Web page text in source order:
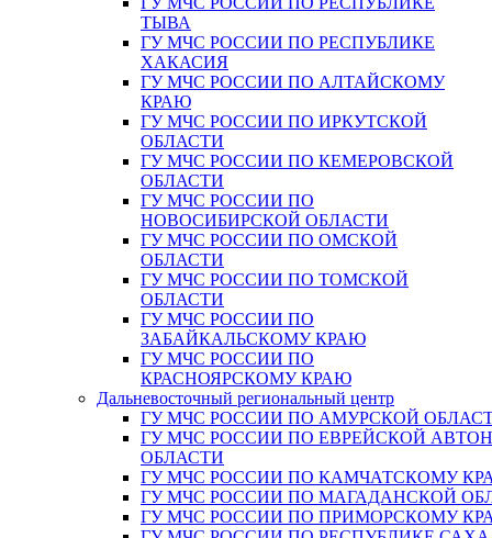
ТЫВА
ГУ МЧС РОССИИ ПО РЕСПУБЛИКЕ
ХАКАСИЯ
ГУ МЧС РОССИИ ПО АЛТАЙСКОМУ
КРАЮ
ГУ МЧС РОССИИ ПО ИРКУТСКОЙ
ОБЛАСТИ
ГУ МЧС РОССИИ ПО КЕМЕРОВСКОЙ
ОБЛАСТИ
ГУ МЧС РОССИИ ПО
НОВОСИБИРСКОЙ ОБЛАСТИ
ГУ МЧС РОССИИ ПО ОМСКОЙ
ОБЛАСТИ
ГУ МЧС РОССИИ ПО ТОМСКОЙ
ОБЛАСТИ
ГУ МЧС РОССИИ ПО
ЗАБАЙКАЛЬСКОМУ КРАЮ
ГУ МЧС РОССИИ ПО
КРАСНОЯРСКОМУ КРАЮ
Дальневосточный региональный центр
ГУ МЧС РОССИИ ПО АМУРСКОЙ
ГУ МЧС РОССИИ ПО ЕВРЕЙСКОЙ
ОБЛАСТИ
ГУ МЧС РОССИИ ПО КАМЧАТСКОМУ
ГУ МЧС РОССИИ ПО МАГАДАНСКОЙ
ГУ МЧС РОССИИ ПО ПРИМОРСКОМУ